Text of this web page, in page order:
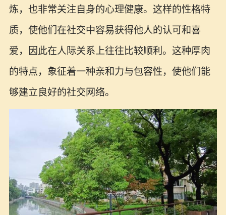
炼，也非常关注自身的心理健康。这样的性格特
质，使他们在社交中容易获得他人的认可和喜
爱，因此在人际关系上往往比较顺利。这种厚肉
的特点，象征着一种亲和力与包容性，使他们能
够建立良好的社交网络。